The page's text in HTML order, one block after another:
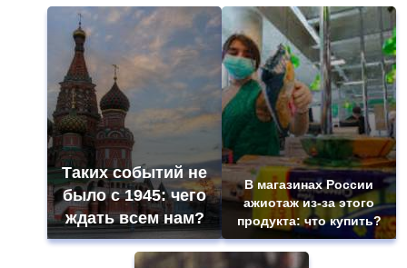
Таких событий не
было с 1945: чего
ждать всем нам?
В магазинах России
ажиотаж из-за этого
продукта: что купить?